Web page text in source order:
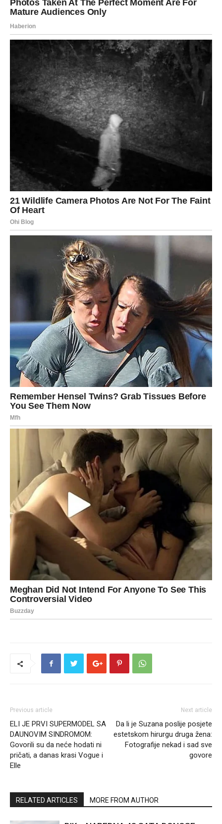
Previous article
ELI JE PRVI SUPERMODEL SA
DAUNOVIM SINDROMOM:
Govorili su da neće hodati ni
pričati, a danas krasi Vogue i
Elle
Next article
Da li je Suzana poslije posjete
estetskom hirurgu druga žena:
Fotografije nekad i sad sve
govore
RELATED ARTICLES MORE FROM AUTHOR